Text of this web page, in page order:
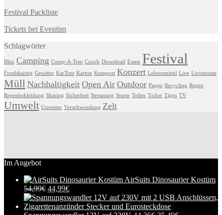
Festival Packliste
Tickets bei Eventim
Schlagwörter
Blitz Camping Comp-A-Tent Couch Download Essen Festival
Foodsharing Gewitter KarTent Karton Kompost Konzert Lebensmittel Live Livestream
Müll Nachhaltigkeit Open Air Outdoor Pappe Recycling Regen
Regenbekleidung Sharing Sicherheit Streaming Sturm Teilen Ticket Tipps TV
Umwelt Unwetter Verschwendung Zelt
Im Angebot
AirSuits Dinosaurier Kostüm
54,99€ 44,99€